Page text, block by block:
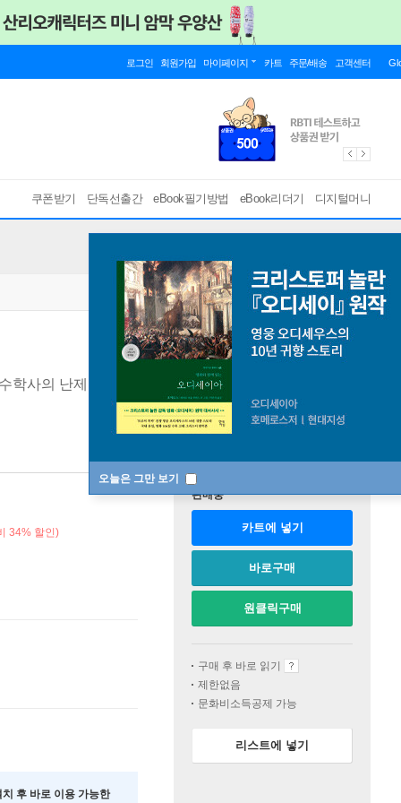
로그인 회원가입 마이페이지 카트 주문/배송 고객센터
쿠폰받기 단독선출간 eBook필기방법 eBook리더기 디지털머니
오늘은 그만 보기
학사의 난제를 해결한 위대한 수학자가 되었을까?
34% 할인)
후 바로 이용 가능한
판매중
카트에 넣기
바로구매
원클릭구매
구매 후 바로 읽기
제한없음
문화비소득공제 가능
리스트에 넣기